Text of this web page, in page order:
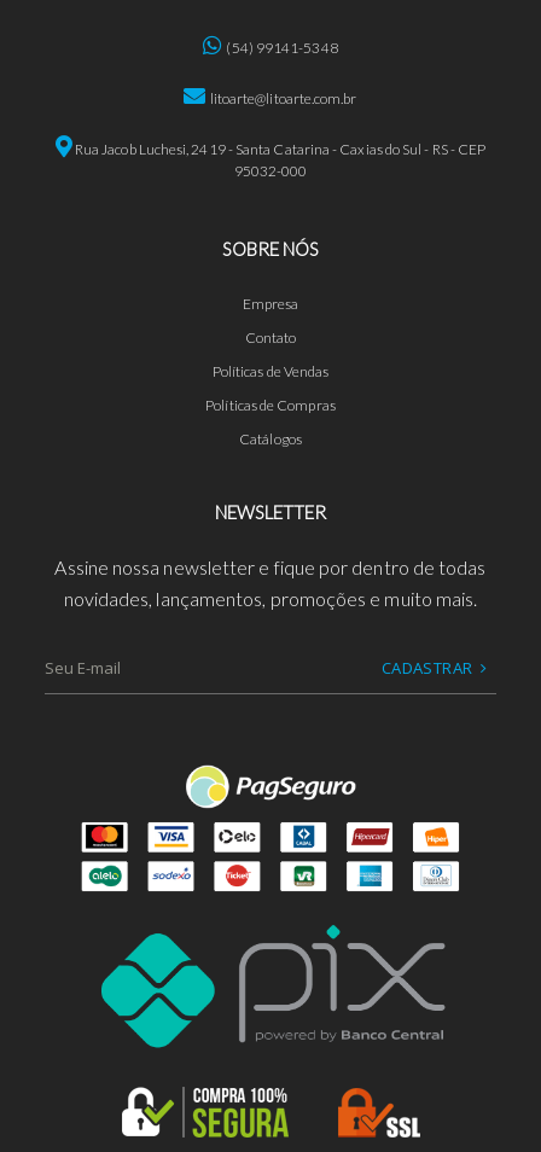
(54) 99141-5348
litoarte@litoarte.com.br
Rua Jacob Luchesi, 2419 - Santa Catarina - Caxias do Sul - RS - CEP
95032-000
SOBRE NÓS
Empresa
Contato
Políticas de Vendas
Políticas de Compras
Catálogos
NEWSLETTER
Assine nossa newsletter e fique por dentro de todas
novidades, lançamentos, promoções e muito mais.
CADASTRAR